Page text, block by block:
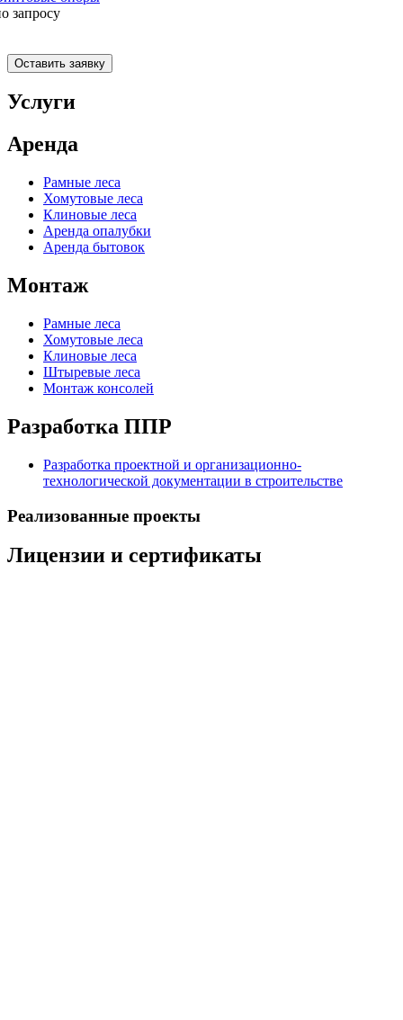
запросу
Оставить заявку
Услуги
Аренда
Рамные леса
Хомутовые леса
Клиновые леса
Аренда опалубки
Аренда бытовок
Монтаж
Рамные леса
Хомутовые леса
Клиновые леса
Штыревые леса
Монтаж консолей
Разработка ППР
Разработка проектной и организационно-
технологической документации в строительстве
Реализованные проекты
Лицензии и сертификаты